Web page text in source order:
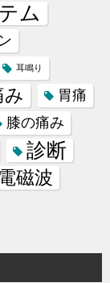
ム
耳鳴り
み 胃痛
膝の痛み
診断
電磁波